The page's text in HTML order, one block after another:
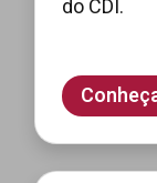
do CDI.